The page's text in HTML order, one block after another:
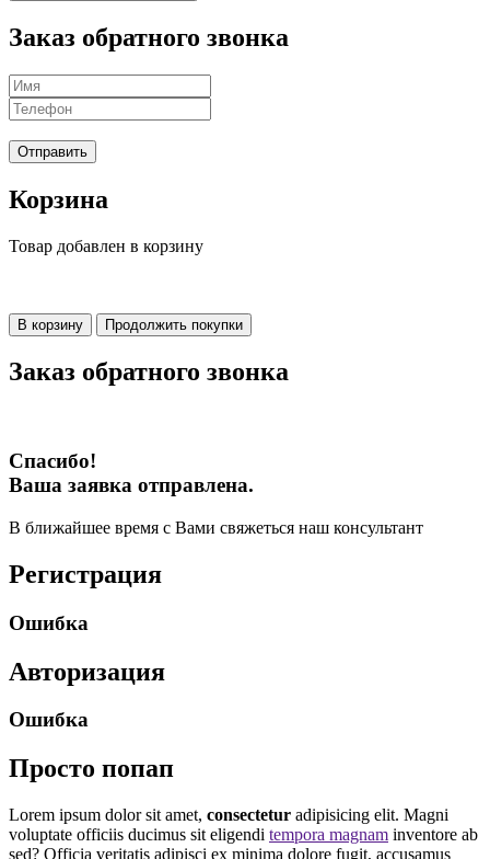
Заказ обратного звонка
Отправить
Корзина
Товар добавлен в корзину
В корзину Продолжить покупки
Заказ обратного звонка
Спасибо!
Ваша заявка отправлена.
В ближайшее время с Вами свяжеться наш консультант
Регистрация
Ошибка
Авторизация
Ошибка
Просто попап
Lorem ipsum dolor sit amet, consectetur adipisicing elit. Magni
voluptate officiis ducimus sit eligendi tempora magnam inventore ab
sed? Officia veritatis adipisci ex minima dolore fugit, accusamus